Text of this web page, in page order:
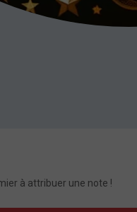
à attribuer une note !